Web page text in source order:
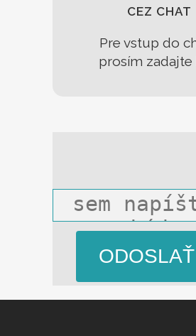
CEZ CHAT
Pre vstup do
prosím zadajte
ODOSLAŤ